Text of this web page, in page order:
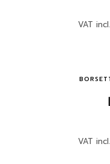
VAT
VAT